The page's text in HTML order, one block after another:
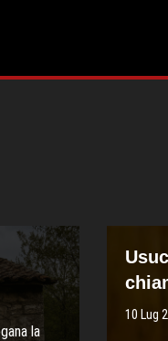
la
10 Lug